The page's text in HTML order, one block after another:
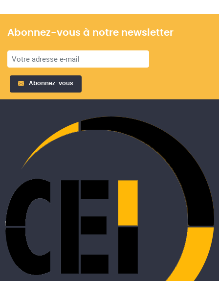
Abonnez-vous à notre newsletter
Abonnez-vous